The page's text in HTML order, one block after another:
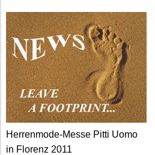
Herrenmode-Messe Pitti Uomo
in Florenz 2011